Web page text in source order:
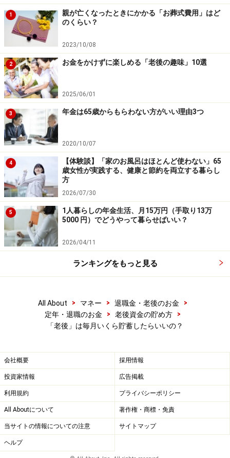
短くするため、健康に気を配ることも大切です。
※All About生命保険ガイド・小川千尋さんの記事を編集
部が最新情報に加筆
【関連記事】
老後破産しないため50代までにやるべき5つのこと
老後の生活費27万円、貯蓄額2016万円
地方公務員の退職金、平均でいくら？
※記事内容は執筆時点のものです。最新の内容をご確認くださ
い。
本記事の内容は一般的な情報提供を目的としており、特定の金融
商品や投資行動を推奨するものではありません。
投資や資産運用に関する最終的なご判断はご自身の責任において
行ってください。
掲載情報の正確性・完全性については十分に配慮しております
が、その内容を保証するものではなく、これに基づく損失・損害
などについて当社は一切の責任を負いません。
最新の情報や詳細については、必ず各金融機関やサービス提供者
の公式情報をご確認ください。
【編集部からのお知らせ】
※抽選で20名にAmazonギフト券1000円分プレゼント
※謝礼付きの限定アンケートやモニター企画に参加が可能に
1
親が亡くなったときにかかる「お葬式費用」はど
のくらい？
2023/10/08
2 お金をかけずに楽しめる「老後の趣味」10選
2025/06/01
3 年金は65歳からもらわない方がいい理由3つ
2020/10/07
4
【体験談】「家のお風呂はほとんど使わない」65
歳女性が実践する、健康と節約を両立する暮らし
方
2026/07/30
5
1人暮らしの年金生活、月15万円（手取り13万
5000 円）でどうやって暮らせばいい？
2026/04/11
ランキングをもっと見る
All About > マネー > 退職金・老後のお金
>
定年・退職のお金
> 老後資金の貯め方
>
「老後」は毎月いくら貯蓄したらいいの？
会社概要 採用情報
投資家情報 広告掲載
利用規約 プライバシーポリシー
All Aboutについて 著作権・商標・免責
当サイトの情報についての注意 サイトマップ
ヘルプ